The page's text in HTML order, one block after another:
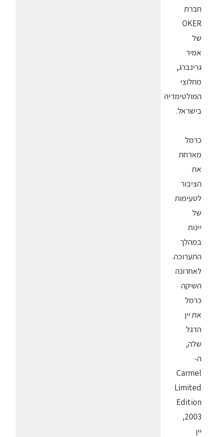
חברת
OKER
של
אמיר
גרינברג,
מחלוצי
המולטימדיה
בישראל.
כרמל
מארחת
את
הציבור
לטעימות
של
יינות
במהלך
התערוכה.
לאחרונה
השיקה
כרמל
את יין
הדגל
שלה,
ה-
Carmel
Limited
Edition
2003,
יין